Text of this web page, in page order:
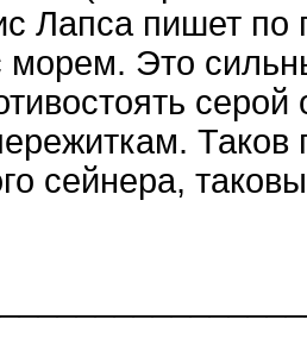
Лапса пишет
морем. Это
Таков
сейнера,